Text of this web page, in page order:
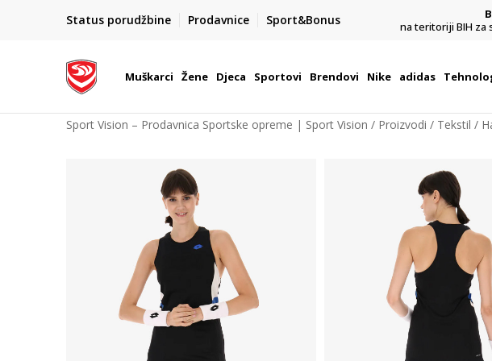
Status porudžbine Prodavnice Sport&Bonus
POZOVITE NAS NA : 055/490-400
Pon-Pet od 9h - 16h
na teritoriji BIH za
Muškarci Žene Djeca Sportovi Brendovi Nike adidas
Sport Vision – Prodavnica Sportske opreme | Sport Vision Proizvodi Tekstil